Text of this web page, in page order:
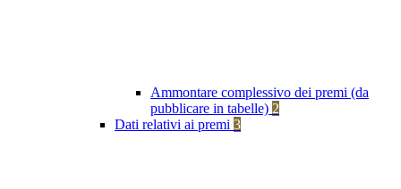
Ammontare complessivo dei premi (da
pubblicare in tabelle) 2
Dati relativi ai premi 3